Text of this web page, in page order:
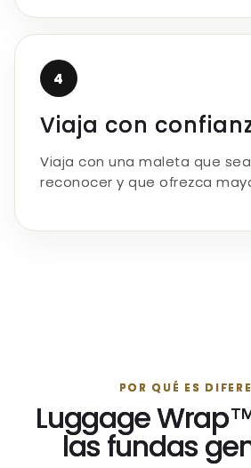
4
Viaja con
Viaja con una maleta que
reconocer y que ofrezca
POR QUÉ ES
Luggage
las fundas